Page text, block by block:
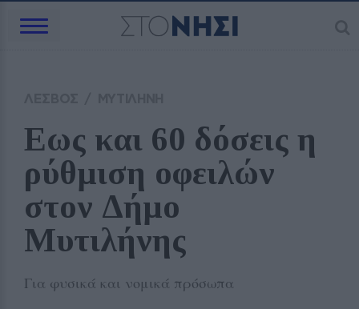
Εως και 60 δόσεις η
ρύθμιση οφειλών
στον Δήμο
Μυτιλήνης
Για φυσικά και νομικά πρόσωπα